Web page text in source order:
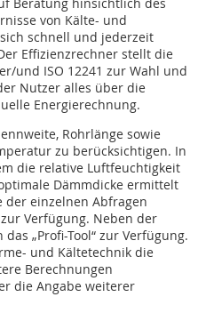
Beratung hinsichtlich des
von Kälte- und
schnell und jederzeit
Effizienzrechner stellt die
und ISO 12241 zur Wahl und
Nutzer alles über die
Energierechnung.
Rohrlänge sowie
zu berücksichtigen. In
die relative Luftfeuchtigkeit
Dämmdicke ermittelt
der einzelnen Abfragen
Verfügung. Neben der
„Profi-Tool“ zur Verfügung.
und Kältetechnik die
Berechnungen
die Angabe weiterer